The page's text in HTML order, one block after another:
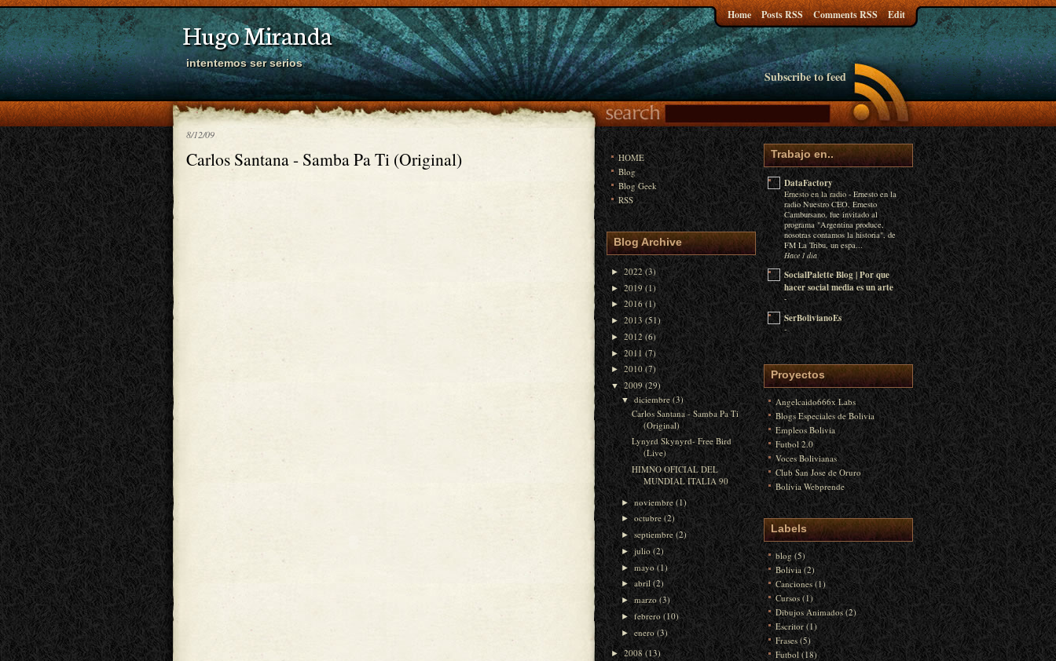
Hugo Miranda
intentemos ser serios
Home Posts RSS Comments RSS Edit
Subscribe to feed
8/12/09
Carlos Santana - Samba Pa Ti (Original) Trabajo en..
DataFactory
Ernesto en la radio -Ernesto en la
radio Nuestro CEO, Ernesto
Cambursano, fue invitado al
programa "Argentina produce,
nosotras contamos la historia", de
FM La Tribu, un espa...
Hace 1 día
SocialPalette Blog | Por que
hacer social media es un arte
-
SerBolivianoEs
-
Proyectos
Angelcaido666x Labs
Blogs Especiales de Bolivia
Empleos Bolivia
Futbol 2.0
Voces Bolivianas
Club San Jose de Oruro
Bolivia Webprende
Labels
blog (5)
Bolivia (2)
Canciones (1)
Cursos (1)
Dibujos Animados (2)
Escritor (1)
Frases (5)
Futbol (18)
HOME
Blog
Blog Geek
RSS
Blog Archive
► 2022 (3)
►2019 (1)
► 2016 (1)
► 2013 (51)
►2012 (6)
►2011 (7)
► 2010 (7)
▼ 2009 (29)
▼diciembre (3)
Carlos Santana - Samba Pa Ti
(Original)
Lynyrd Skynyrd- Free Bird
(Live)
HIMNO OFICIAL DEL
MUNDIAL ITALIA 90
►noviembre (1)
►octubre (2)
►septiembre (2)
►julio (2)
►mayo (1)
►abril (2)
►marzo (3)
►febrero (10)
►enero (3)
►2008 (13)